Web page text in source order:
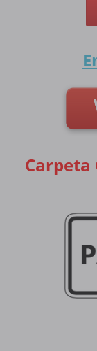
Carpeta